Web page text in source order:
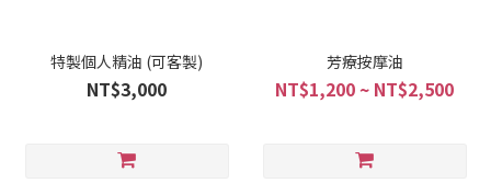
特製個人精油 (可客製)
NT$3,000
芳療按摩油
NT$1,200 ~ NT$2,500